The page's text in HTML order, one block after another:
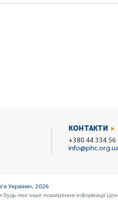
КОНТАКТИ
+380 44 334 56
України», 2026
яке інше поширення інформації